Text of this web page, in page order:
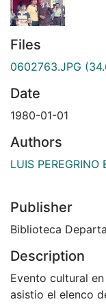
Files
0602763.JPG
Date
1980-01-01
Authors
LUIS PEREGRINO
Publisher
Biblioteca
Description
Evento cultural
asistio el elenco